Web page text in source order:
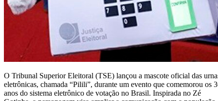
O Tribunal Superior Eleitoral (TSE) lançou a mascote oficial das
eletrônicas, chamada “Pilili”, durante um evento que comemorou os
anos do sistema eletrônico de votação no Brasil. Inspirada no Zé